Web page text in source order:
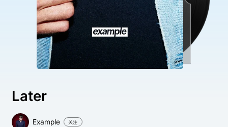
Later
Example 关注